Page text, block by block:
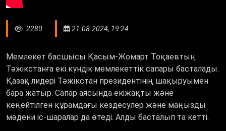
2280 21.08.2024, 19:24
Мемлекет басшысы Қасым-Жомарт Тоқаевтың
Тәжікстанға екі күндік мемлекеттік сапары басталады.
Қазақ лидері Тәжікстан президентінің шақыруымен
бара жатыр. Сапар аясында екіжақты және
кеңейтілген құрамдағы кездесулер және маңызды
мәдени іс-шаралар да өтеді. Алды басталып та кетті.